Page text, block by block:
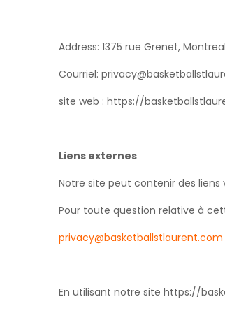
Address: 1375 rue Grenet,
Courriel:
site web : https://
Liens externes
Notre site peut contenir des liens
Pour toute question relative à
privacy@basketballstlaurent.com
En utilisant notre site https://